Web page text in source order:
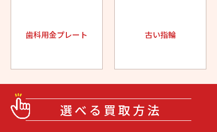
歯科用金プレート 古い指輪
選べる買取方法